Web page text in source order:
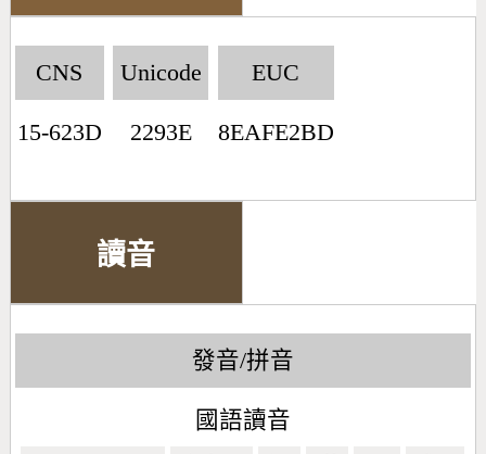
CNS
15-623D
Unicode
2293E
EUC
8EAFE2BD
讀音
發音/拼音
國語讀音